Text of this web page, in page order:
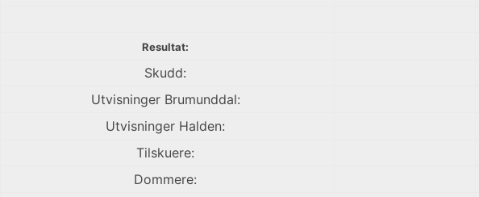
Resultat:
Skudd:
Utvisninger Brumunddal:
Utvisninger Halden:
Tilskuere:
Dommere: